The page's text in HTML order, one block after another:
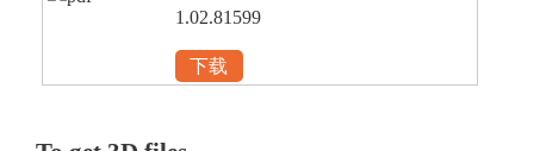
1.02.81599
下载